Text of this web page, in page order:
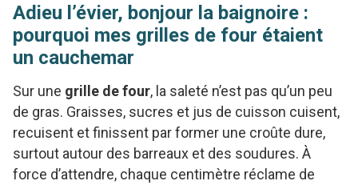
Adieu l’évier, bonjour la baignoire :
pourquoi mes grilles de four étaient
un cauchemar
Sur une grille de four, la saleté n’est pas qu’un peu
de gras. Graisses, sucres et jus de cuisson cuisent,
recuisent et finissent par former une croûte dure,
surtout autour des barreaux et des soudures. À
force d’attendre, chaque centimètre réclame de